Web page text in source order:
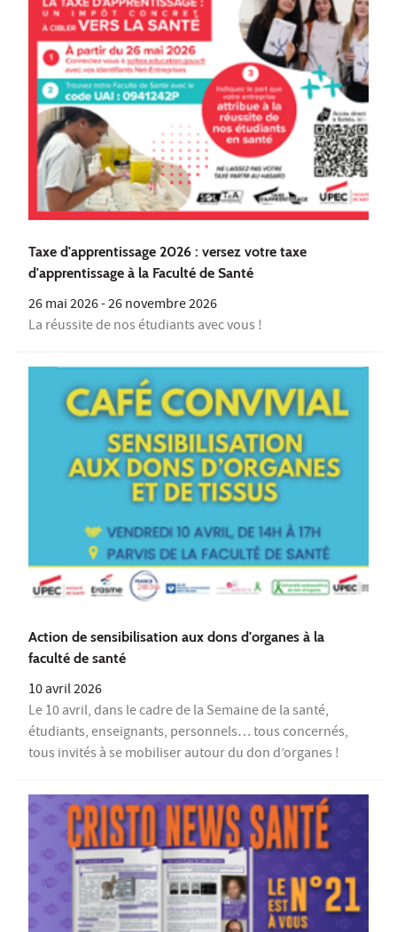
Taxe d'apprentissage 2026 : versez votre taxe
d'apprentissage à la Faculté de Santé
26 mai 2026-26 novembre 2026
La réussite de nos étudiants avec vous !
Action de sensibilisation aux dons d'organes à la
faculté de santé
10 avril 2026
Le 10 avril, dans le cadre de la Semaine de la santé,
étudiants, enseignants, personnels… tous concernés,
tous invités à se mobiliser autour du don d’organes !